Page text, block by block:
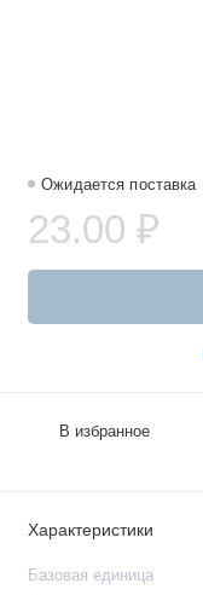
Ожидается поставка
23.00 ₽
В избранное
Характеристики
Базовая единица